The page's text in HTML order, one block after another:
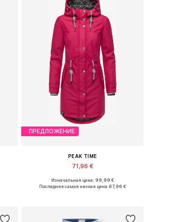
ПРЕДЛОЖЕНИЕ
PEAK TIME
71,96 €
Изначальная цена: 99,99 €
Последняя самая низкая цена:67,96 €